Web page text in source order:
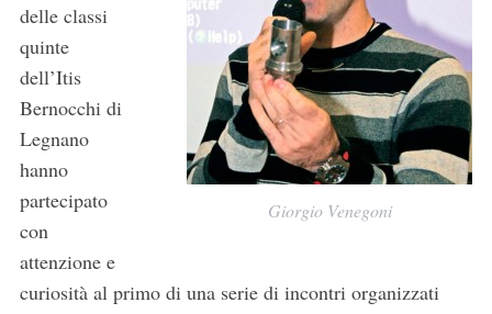
Giorgio Venegoni
delle classi
quinte
dell’Itis
Bernocchi di
Legnano
hanno
partecipato
con
attenzione e
curiosità al primo di una serie di incontri organizzati